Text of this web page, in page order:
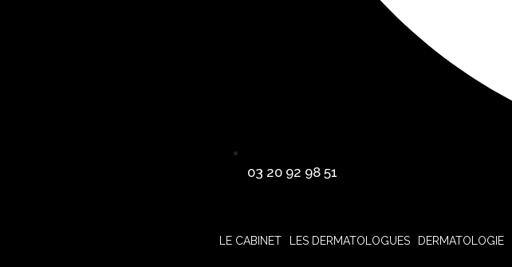
03 20 92 98 51
LE CABINET LES DERMATOLOGUES DERMATOLOGIE